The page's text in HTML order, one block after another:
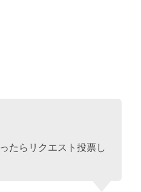
たらリクエスト投票し